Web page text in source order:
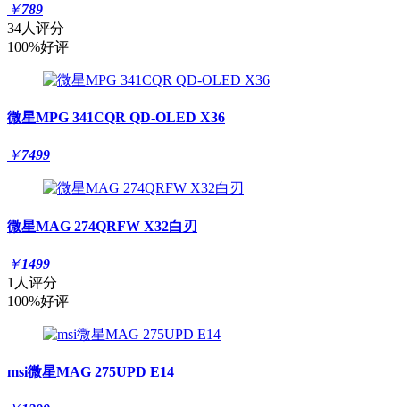
￥789
34人评分
100%好评
微星MPG 341CQR QD-OLED X36
￥7499
微星MAG 274QRFW X32白刃
￥1499
1人评分
100%好评
msi微星MAG 275UPD E14